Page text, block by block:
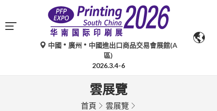
中國 廣州
中國進出口商品交易會展館(A
區)
2026.3.4-6
雲展覽
首頁 雲展覽